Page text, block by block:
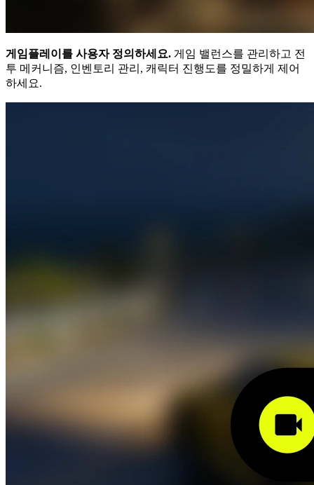
게임플레이를 사용자 정의하세요. 게임 밸런스를 관리하고 전
투 메커니즘, 인벤토리 관리, 캐릭터 진행도를 정밀하게 제어
하세요.